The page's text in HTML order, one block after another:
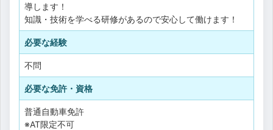
導します！
知識・技術を学べる研修があるので安心して働けます！
必要な経験
不問
必要な免許・資格
普通自動車免許
※AT限定不可